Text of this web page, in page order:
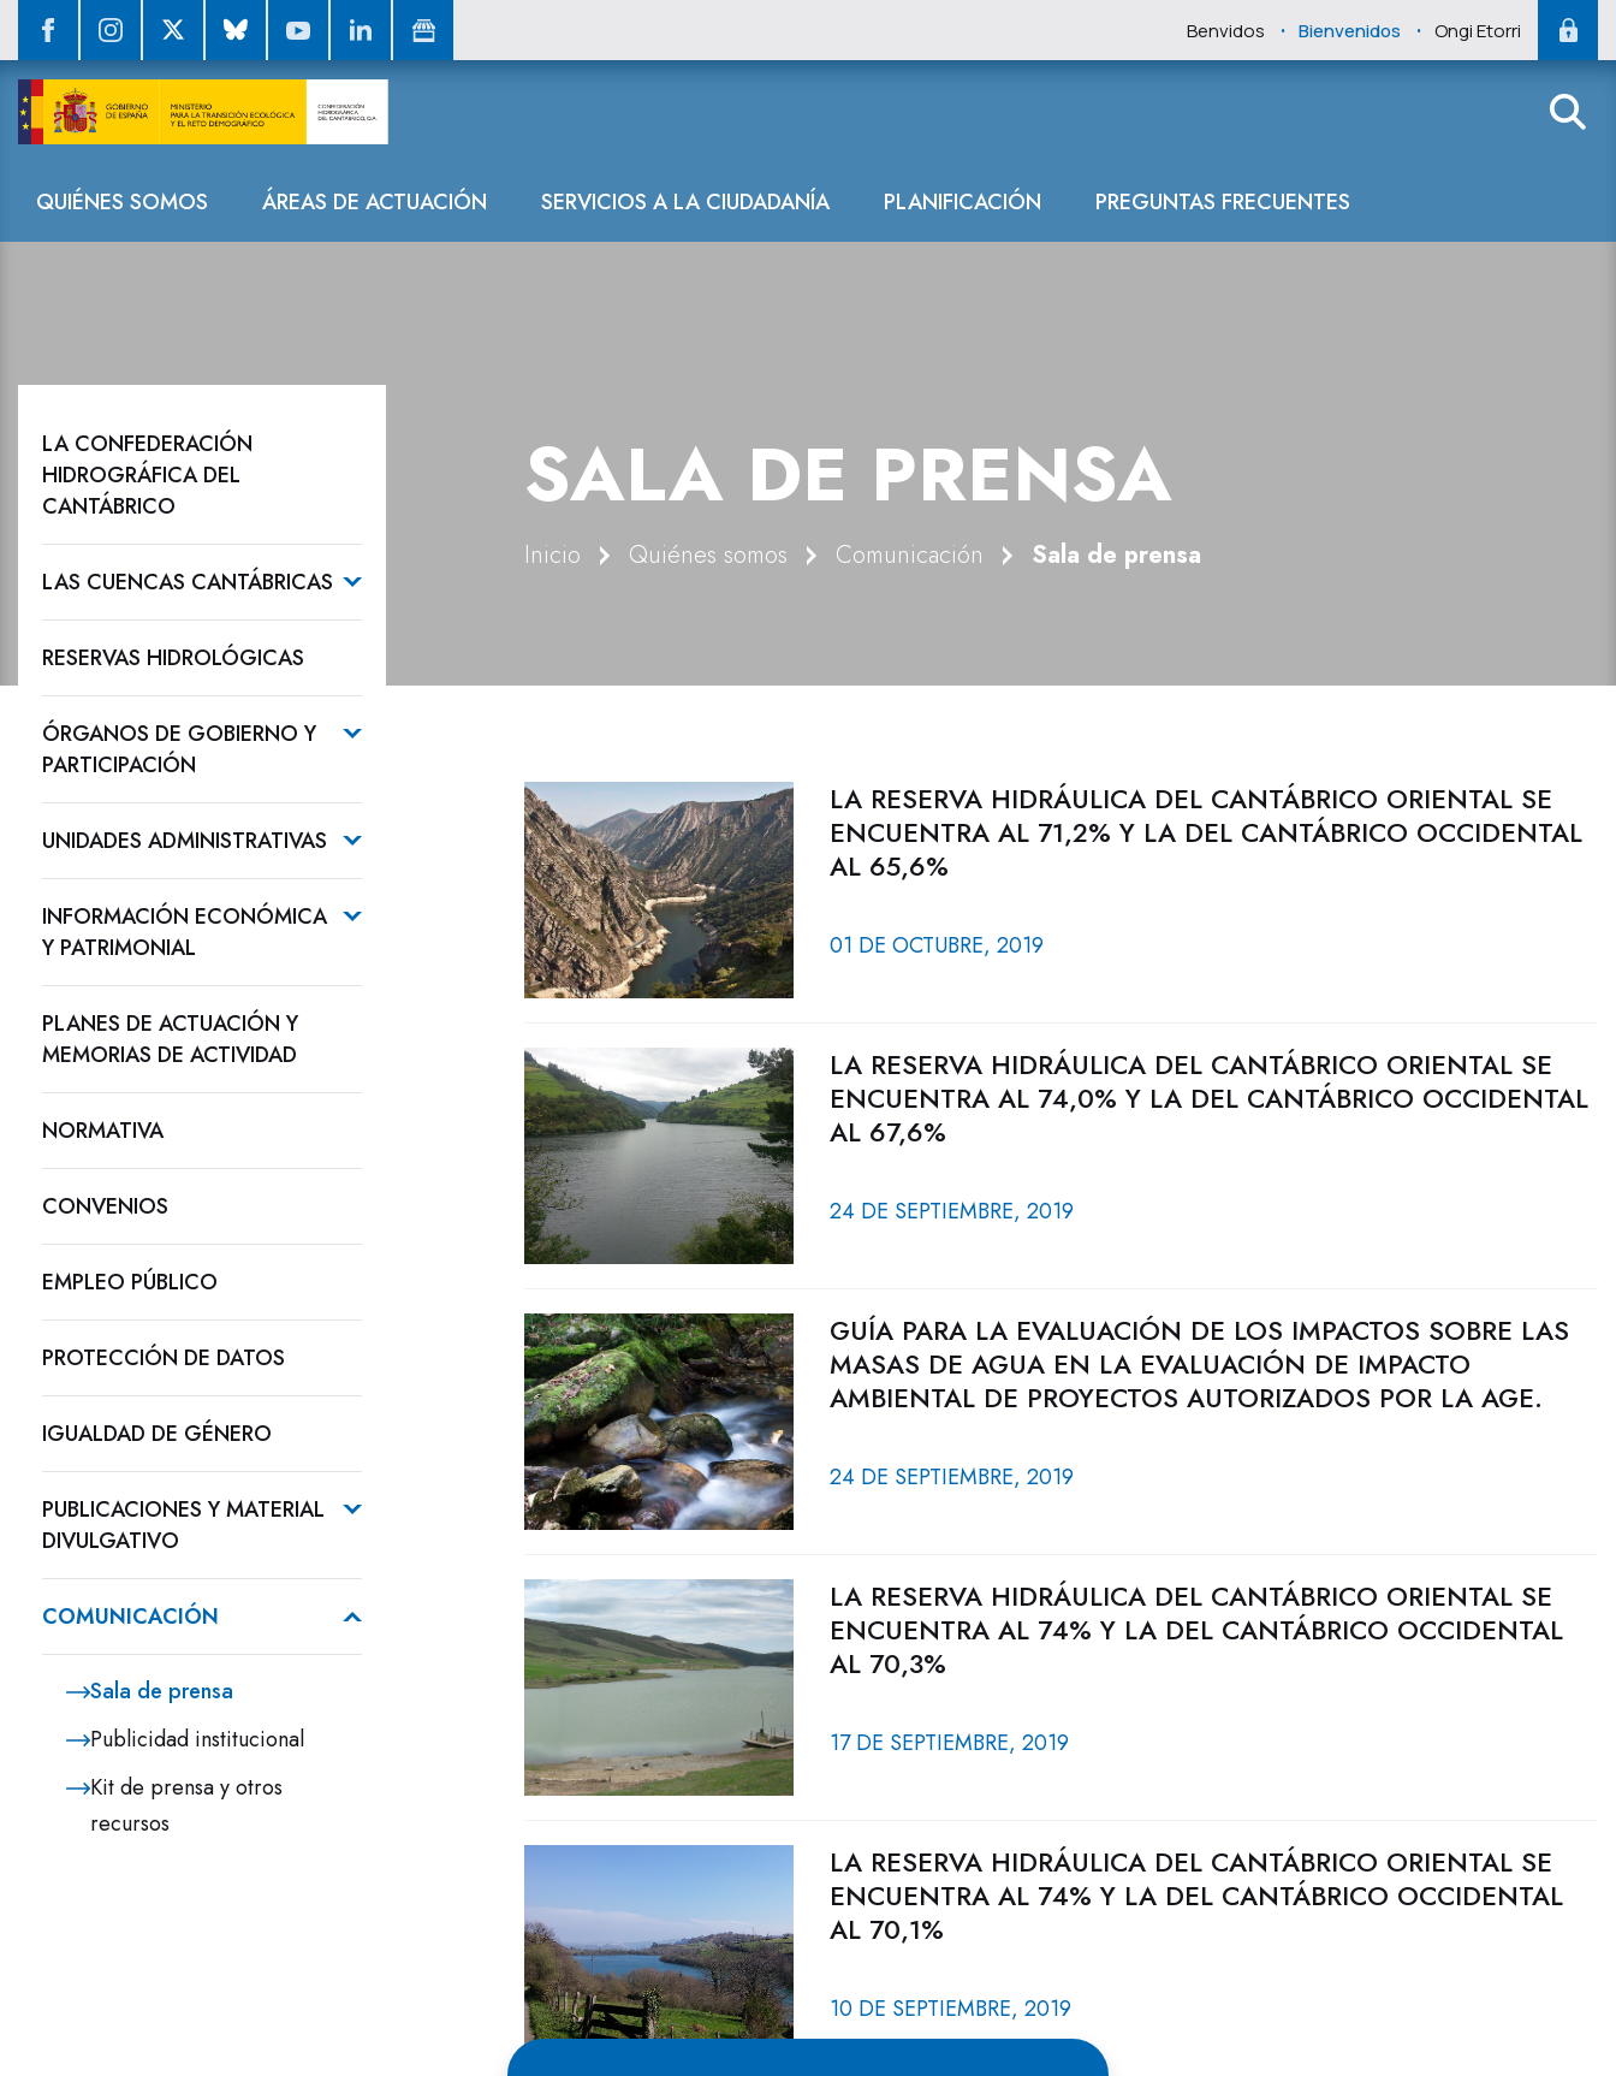
Benvidos . Bienvenidos . Ongi Etorri
Navegación
QUIÉNES SOMOS ÁREAS DE ACTUACIÓN SERVICIOS A LA CIUDADANÍA PLANIFICACIÓN PREGUNTAS FRECUENTES
Sala de prensa
SALA DE PRENSA
Inicio Quiénes somos Comunicación Sala de prensa
LA CONFEDERACIÓN
HIDROGRÁFICA DEL
CANTÁBRICO
LAS CUENCAS CANTÁBRICAS
RESERVAS HIDROLÓGICAS
ÓRGANOS DE GOBIERNO Y
PARTICIPACIÓN
UNIDADES ADMINISTRATIVAS
INFORMACIÓN ECONÓMICA
Y PATRIMONIAL
PLANES DE ACTUACIÓN Y
MEMORIAS DE ACTIVIDAD
NORMATIVA
CONVENIOS
EMPLEO PÚBLICO
PROTECCIÓN DE DATOS
IGUALDAD DE GÉNERO
PUBLICACIONES Y MATERIAL
DIVULGATIVO
COMUNICACIÓN
Sala de prensa
Publicidad institucional
Kit de prensa y otros
recursos
LA RESERVA HIDRÁULICA DEL CANTÁBRICO ORIENTAL SE
ENCUENTRA AL 71,2% Y LA DEL CANTÁBRICO OCCIDENTAL
AL 65,6%
01 DE OCTUBRE, 2019
LA RESERVA HIDRÁULICA DEL CANTÁBRICO ORIENTAL SE
ENCUENTRA AL 74,0% Y LA DEL CANTÁBRICO OCCIDENTAL
AL 67,6%
24 DE SEPTIEMBRE, 2019
GUÍA PARA LA EVALUACIÓN DE LOS IMPACTOS SOBRE LAS
MASAS DE AGUA EN LA EVALUACIÓN DE IMPACTO
AMBIENTAL DE PROYECTOS AUTORIZADOS POR LA AGE.
24 DE SEPTIEMBRE, 2019
LA RESERVA HIDRÁULICA DEL CANTÁBRICO ORIENTAL SE
ENCUENTRA AL 74% Y LA DEL CANTÁBRICO OCCIDENTAL
AL 70,3%
17 DE SEPTIEMBRE, 2019
LA RESERVA HIDRÁULICA DEL CANTÁBRICO ORIENTAL SE
ENCUENTRA AL 74% Y LA DEL CANTÁBRICO OCCIDENTAL
AL 70,1%
10 DE SEPTIEMBRE, 2019